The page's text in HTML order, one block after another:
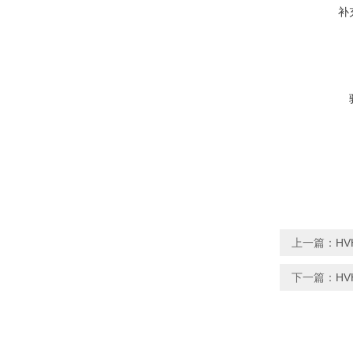
补
上一篇：
下一篇：